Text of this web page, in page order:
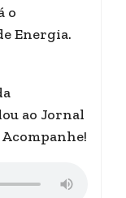
o
Energia.
ao Jornal